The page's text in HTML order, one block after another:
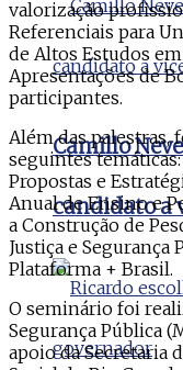
Camillo
candidato a
valorização
Referenciais para
de Altos Estudos
Apresentações de
participantes.
Além das palestras,
seguintes
Propostas e
Anual de Ensino e
a Construção de
Justiça e Segurança
Plataforma + Brasil.
O seminário foi
Segurança Pública
apoio da Secretaria